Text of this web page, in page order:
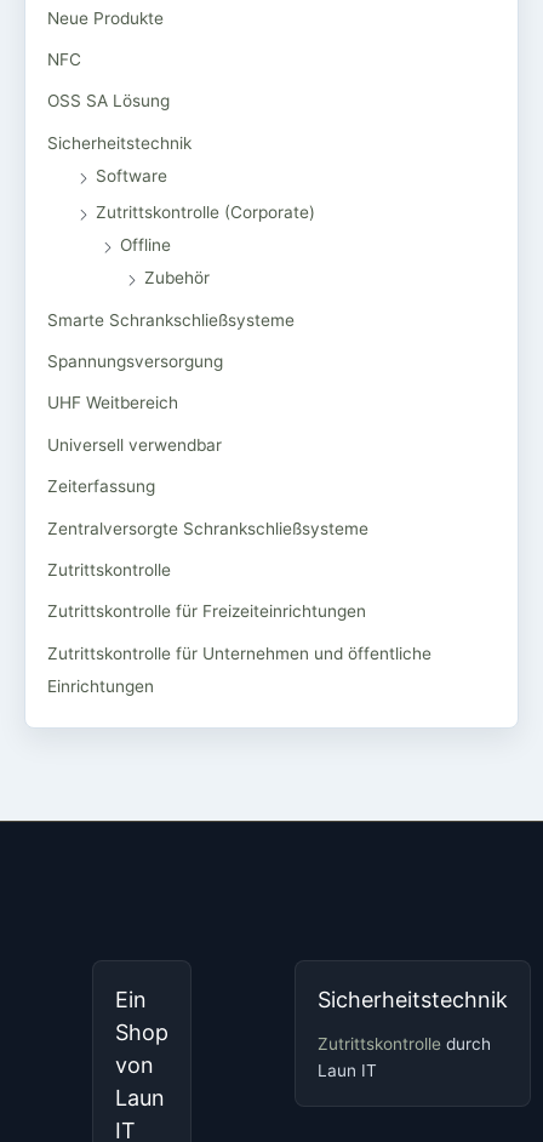
Neue Produkte
NFC
OSS SA Lösung
Sicherheitstechnik
Software
Zutrittskontrolle (Corporate)
Offline
Zubehör
Smarte Schrankschließsysteme
Spannungsversorgung
UHF Weitbereich
Universell verwendbar
Zeiterfassung
Zentralversorgte Schrankschließsysteme
Zutrittskontrolle
Zutrittskontrolle für Freizeiteinrichtungen
Zutrittskontrolle für Unternehmen und öffentliche
Einrichtungen
Ein
Shop
von
Laun
IT
Sicherheitstechnik
Zutrittskontrolle durch
Laun IT